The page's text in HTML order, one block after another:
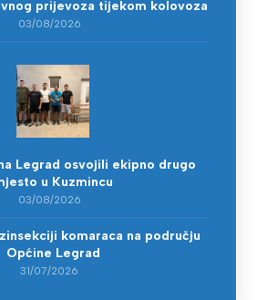
prijevoza tijekom kolovoza
03/08/2026
Legrad osvojili ekipno drugo
u Kuzmincu
03/08/2026
komaraca na području
Općine Legrad
31/07/2026